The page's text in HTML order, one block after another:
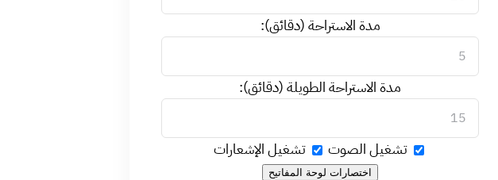
مدة الاستراحة (دقائق):
مدة الاستراحة الطويلة (دقائق):
تشغيل الصوت تشغيل الإشعارات
اختصارات لوحة المفاتيح